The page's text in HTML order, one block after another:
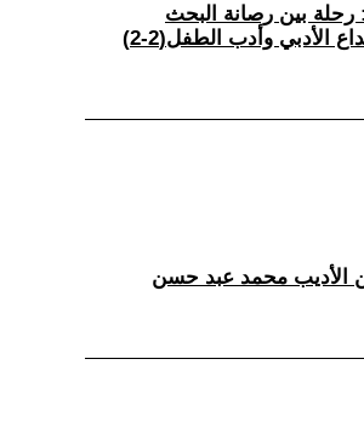
رحلة بين رصانة البحث
الأدبي وأدب الطفل(2-2)